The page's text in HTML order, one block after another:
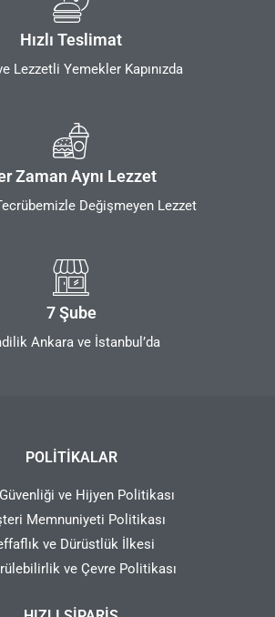
Hızlı Teslimat
Lezzetli Yemekler Kapınızda
Zaman Aynı Lezzet
Değişmeyen Lezzet
7 Şube
Ankara ve İstanbul’da
POLITIKALAR
Güvenliği ve Hijyen Politikası
Memnuniyeti Politikası
ve Dürüstlük İlkesi
ve Çevre Politikası